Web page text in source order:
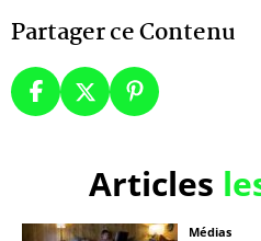
Partager ce Contenu
Articles
Médias